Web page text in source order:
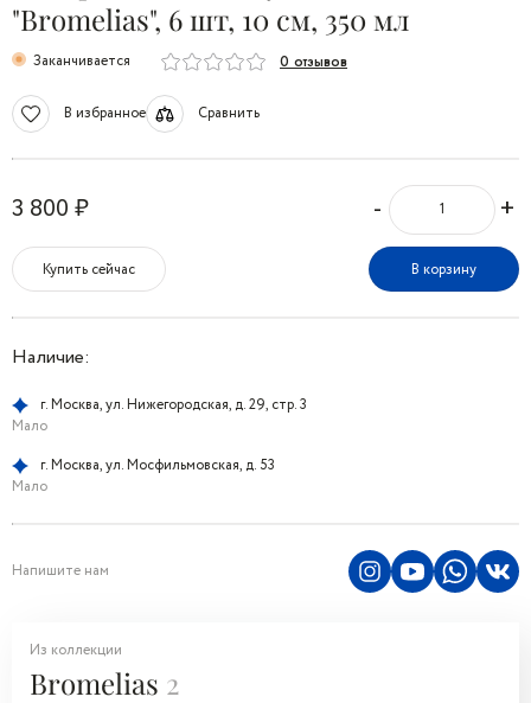
"Bromelias", 6 шт, 10 см, 350 мл
Заканчивается 0 отзывов
В избранное Сравнить
3 800 ₽ - +
Купить сейчас В корзину
Наличие:
г. Москва, ул. Нижегородская, д. 29, стр. 3
Мало
г. Москва, ул. Мосфильмовская, д. 53
Мало
Напишите нам
Из коллекции
Bromelias 2